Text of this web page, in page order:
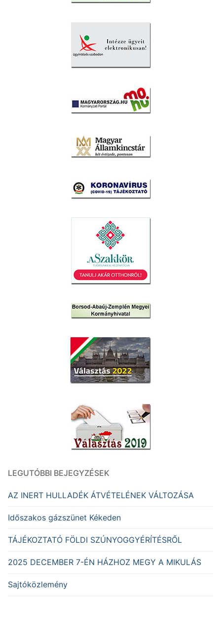
LEGUTÓBBI BEJEGYZÉSEK
AZ INERT HULLADÉK ÁTVÉTELÉNEK VÁLTOZÁSA
Időszakos gázszünet Kékeden
TÁJÉKOZTATÓ FÖLDI SZÚNYOGGYÉRÍTÉSRŐL
2025 DECEMBER 7-ÉN HÁZHOZ MEGY A MIKULÁS
Sajtóközlemény